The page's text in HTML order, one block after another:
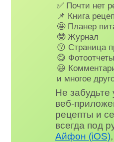
✅ Почти нет
📌 Книга
🤩 Планер
🤓 Журнал
😗 Страница
😋 Фотоотчеты
😃
и многое
Не забудьте
веб-
рецепты и
всегда под
Айфон (iOS)